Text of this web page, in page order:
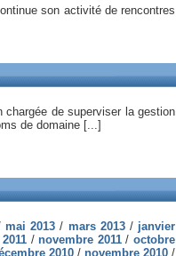
son activité de rencontres
chargée de superviser la gestion
de domaine [...]
mai 2013 / mars 2013/ janvier
/novembre 2011/octobre
2010 / novembre 2010 /